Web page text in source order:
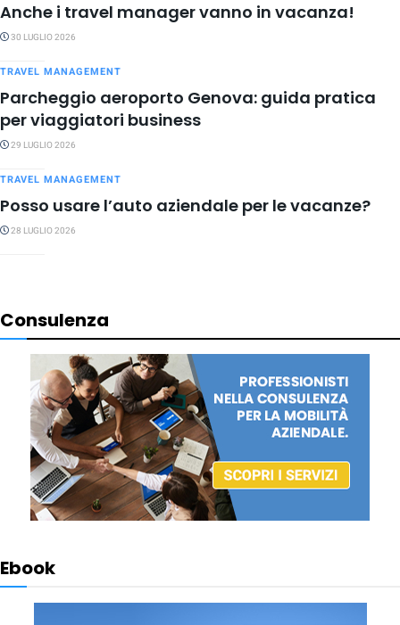
Anche i travel manager vanno in vacanza!
30 LUGLIO 2026
TRAVEL MANAGEMENT
Parcheggio aeroporto Genova: guida pratica
per viaggiatori business
29 LUGLIO 2026
TRAVEL MANAGEMENT
Posso usare l’auto aziendale per le vacanze?
28 LUGLIO 2026
Consulenza
Ebook